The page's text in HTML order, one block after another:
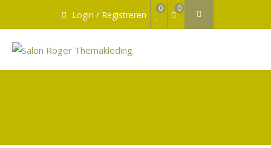
Login / Registreren
0 0